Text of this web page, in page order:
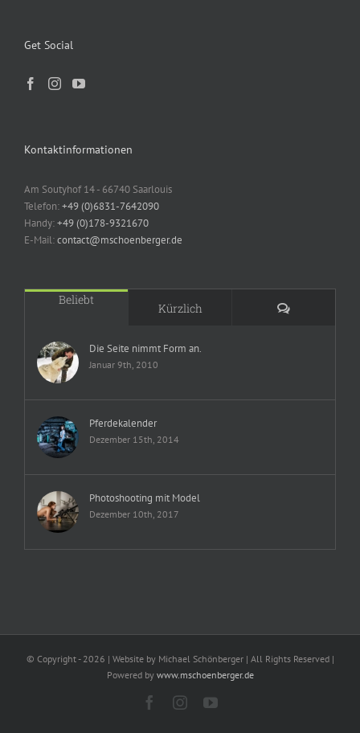
Get Social
Kontaktinformationen
Am Soutyhof 14 - 66740 Saarlouis
Telefon:+49 (0)6831-7642090
Handy:+49 (0)178-9321670
E-Mail:contact@mschoenberger.de
Beliebt
Kürzlich Kommentare
Die Seite nimmt Form an.
Januar 9th, 2010
Pferdekalender
Dezember 15th, 2014
Photoshooting mit Model
Dezember 10th, 2017
© Copyright - 2026 | Website by Michael Schönberger | All Rights Reserved |
Powered by www.mschoenberger.de
FacebookInstagramYouTube